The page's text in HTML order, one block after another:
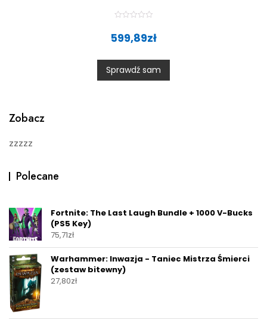
t
0
o
u
t
599,89zł
Sprawdź sam
Zobacz
zzzzz
Polecane
Fortnite: The Last Laugh Bundle + 1000 V-Bucks
(PS5 Key)
75,71zł
Warhammer: Inwazja - Taniec Mistrza Śmierci
(zestaw bitewny)
27,80zł